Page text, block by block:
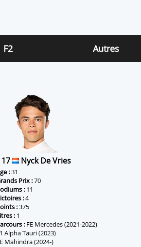
F2 Autres
17 Nyck De Vries
:31
Prix :70
: 11
:4
:375
: 1
: FE Mercedes (2021-2022)
Alpha Tauri (2023)
Mahindra (2024-)